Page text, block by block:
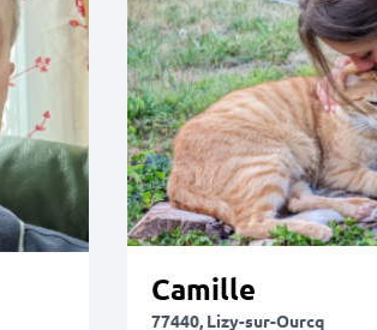
Camille
77440, Lizy-sur-Ourcq